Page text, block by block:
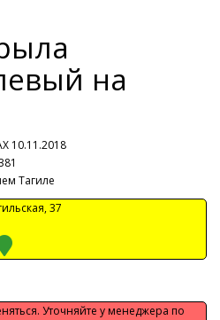
на
10.11.2018
Тагиле
37
Уточняйте у менеджера по